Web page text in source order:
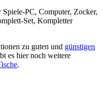
PC, Computer, Zocker,
Set, Kompletter
zu guten und günstigen
es hier noch weitere
.